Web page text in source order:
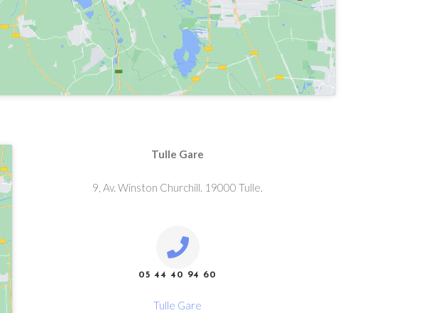
Tulle Gare
9, Av. Winston Churchill. 19000 Tulle.
05 44 40 94 60
Tulle Gare